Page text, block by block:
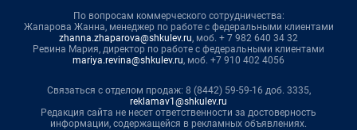
По вопросам коммерческого сотрудничества:
Жапарова Жанна, менеджер по работе с федеральными клиентами
zhanna.zhaparova@shkulev.ru, моб. + 7 982 640 34 32
Ревина Мария, директор по работе с федеральными клиентами
mariya.revina@shkulev.ru, моб. +7 910 402 4056
Связаться с отделом продаж: 8 (8442) 59-59-16 доб. 3335,
reklamav1@shkulev.ru
Редакция сайта не несет ответственности за достоверность
информации, содержащейся в рекламных объявлениях.